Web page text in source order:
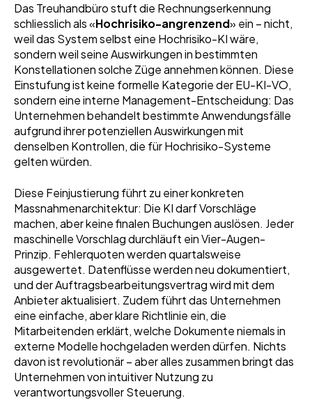
Das Treuhandbüro stuft die Rechnungserkennung
schliesslich als «Hochrisiko-angrenzend» ein – nicht,
weil das System selbst eine Hochrisiko-KI wäre,
sondern weil seine Auswirkungen in bestimmten
Konstellationen solche Züge annehmen können. Diese
Einstufung ist keine formelle Kategorie der EU-KI-VO,
sondern eine interne Management-Entscheidung: Das
Unternehmen behandelt bestimmte Anwendungsfälle
aufgrund ihrer potenziellen Auswirkungen mit
denselben Kontrollen, die für Hochrisiko-Systeme
gelten würden.
Diese Feinjustierung führt zu einer konkreten
Massnahmenarchitektur: Die KI darf Vorschläge
machen, aber keine finalen Buchungen auslösen. Jeder
maschinelle Vorschlag durchläuft ein Vier-Augen-
Prinzip. Fehlerquoten werden quartalsweise
ausgewertet. Datenflüsse werden neu dokumentiert,
und der Auftragsbearbeitungsvertrag wird mit dem
Anbieter aktualisiert. Zudem führt das Unternehmen
eine einfache, aber klare Richtlinie ein, die
Mitarbeitenden erklärt, welche Dokumente niemals in
externe Modelle hochgeladen werden dürfen. Nichts
davon ist revolutionär – aber alles zusammen bringt das
Unternehmen von intuitiver Nutzung zu
verantwortungsvoller Steuerung.